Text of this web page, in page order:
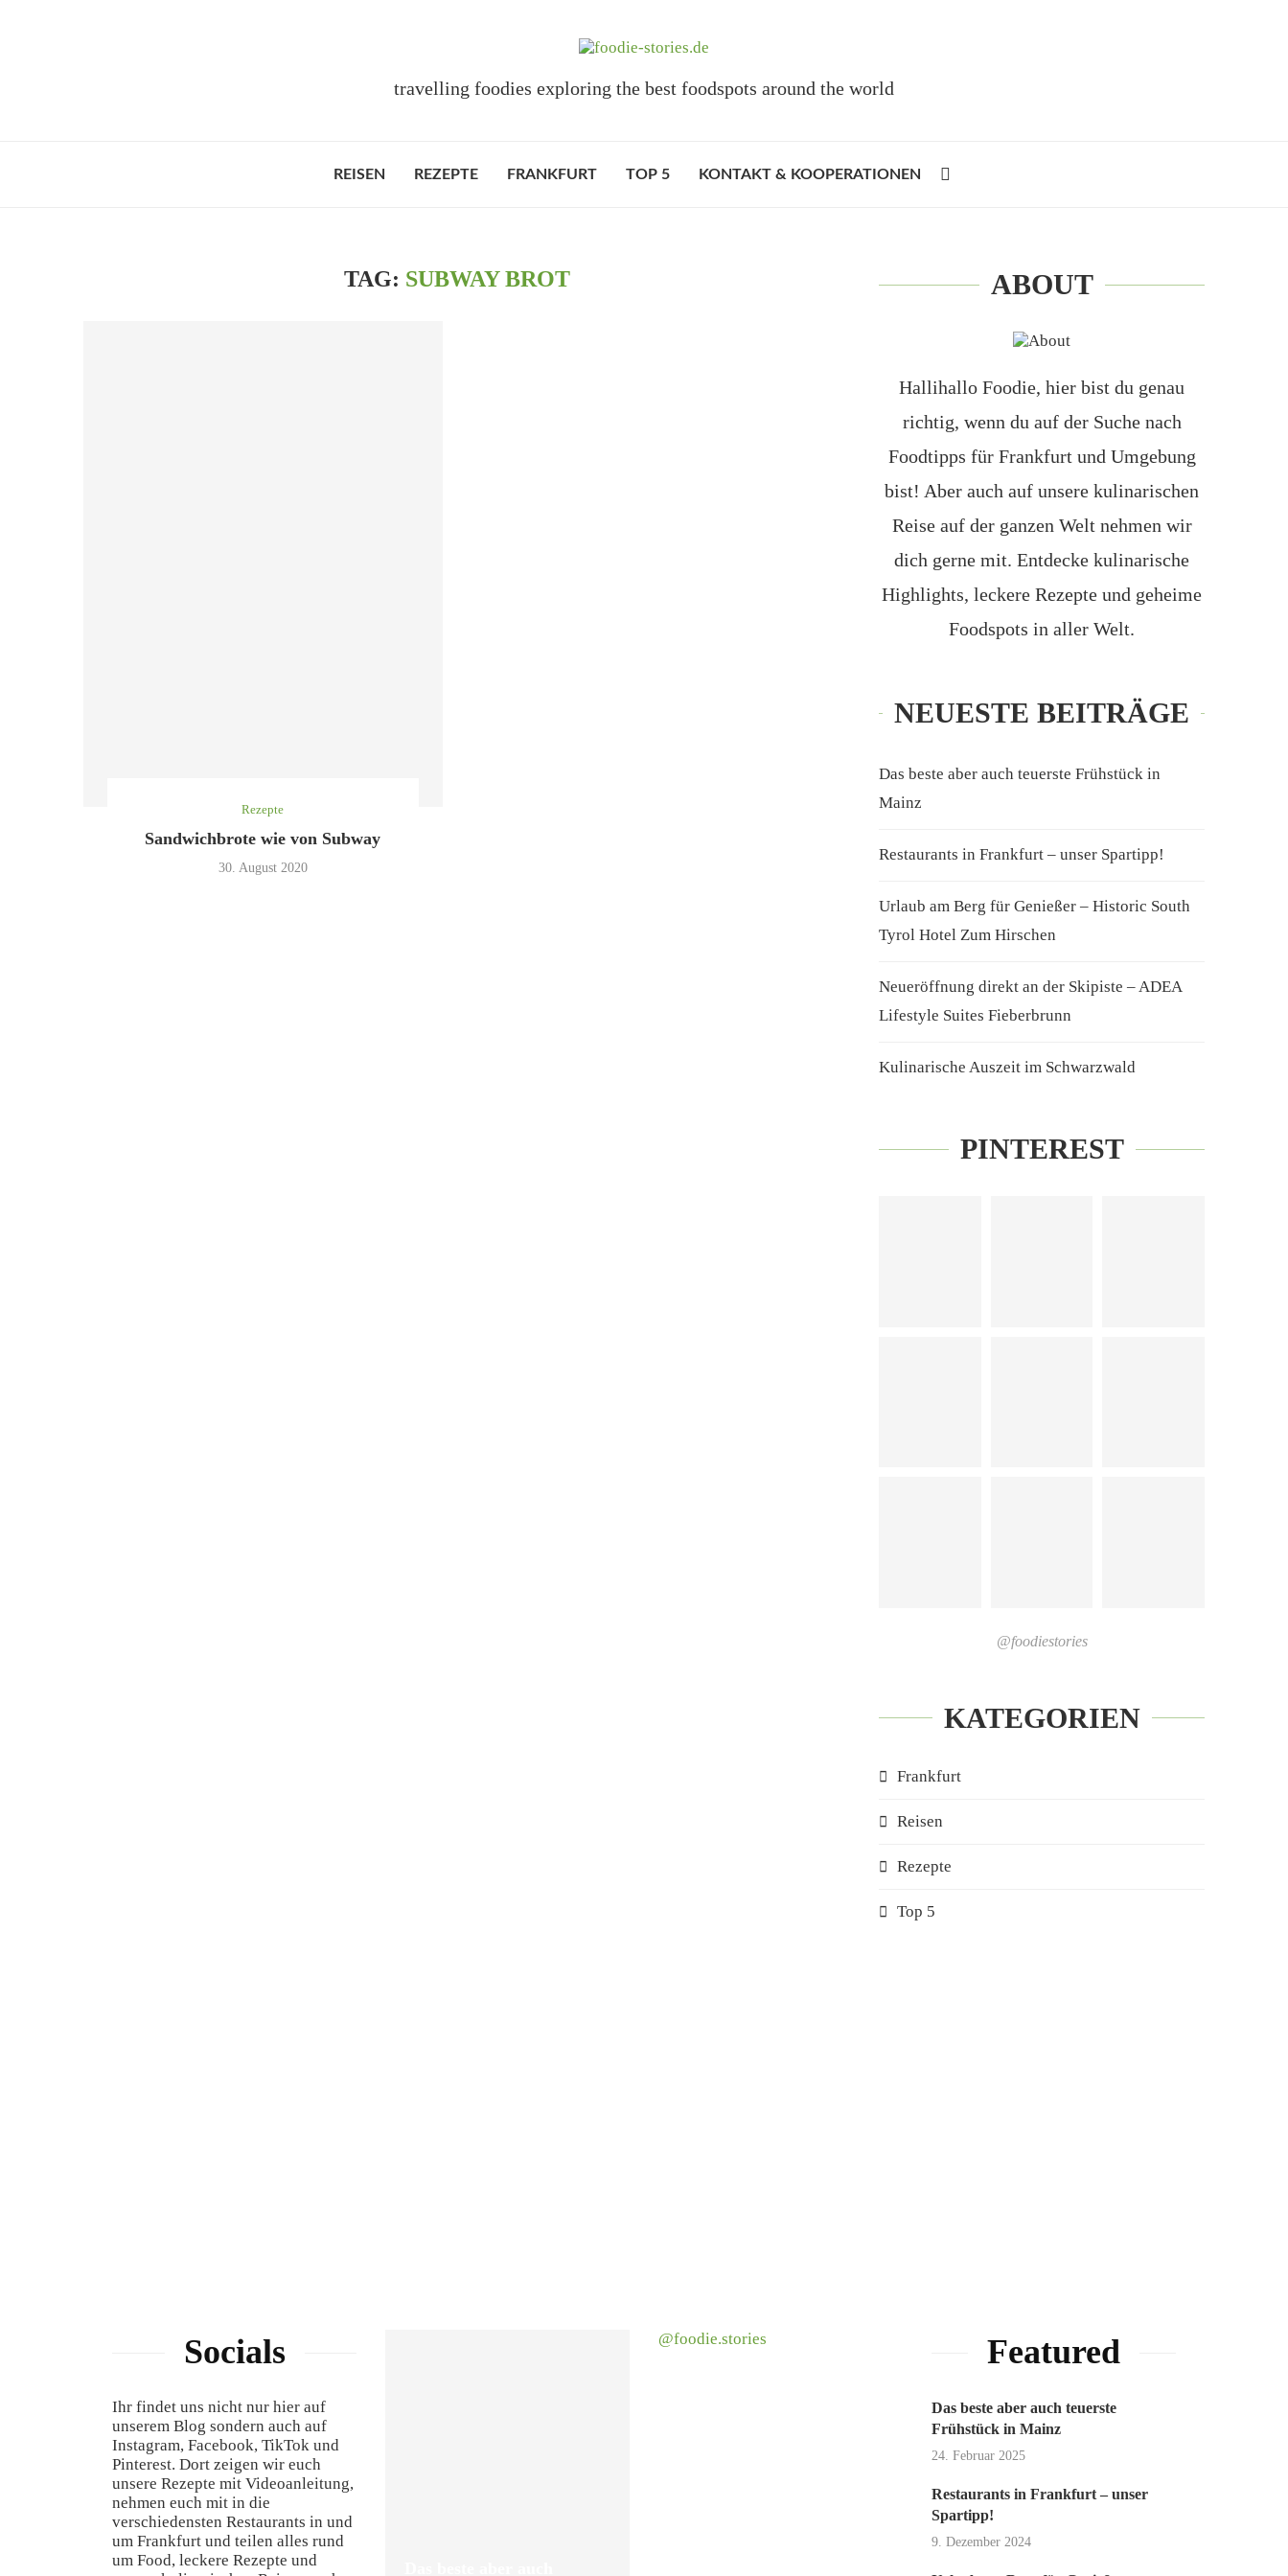
travelling foodies exploring the best foodspots around the world
REISEN REZEPTE FRANKFURT TOP 5 KONTAKT & KOOPERATIONEN
TAG: SUBWAY BROT
Rezepte
Sandwichbrote wie von Subway
30. August 2020
ABOUT
Hallihallo Foodie, hier bist du genau
richtig, wenn du auf der Suche nach
Foodtipps für Frankfurt und Umgebung
bist! Aber auch auf unsere kulinarischen
Reise auf der ganzen Welt nehmen wir
dich gerne mit. Entdecke kulinarische
Highlights, leckere Rezepte und geheime
Foodspots in aller Welt.
NEUESTE BEITRÄGE
Das beste aber auch teuerste Frühstück in
Mainz
Restaurants in Frankfurt – unser Spartipp!
Urlaub am Berg für Genießer – Historic South
Tyrol Hotel Zum Hirschen
Neueröffnung direkt an der Skipiste – ADEA
Lifestyle Suites Fieberbrunn
Kulinarische Auszeit im Schwarzwald
PINTEREST
@foodiestories
KATEGORIEN
Frankfurt
Reisen
Rezepte
Top 5
Socials
Ihr findet uns nicht nur hier auf
unserem Blog sondern auch auf
Instagram, Facebook, TikTok und
Pinterest. Dort zeigen wir euch
unsere Rezepte mit Videoanleitung,
nehmen euch mit in die
verschiedensten Restaurants in und
um Frankfurt und teilen alles rund
um Food, leckere Rezepte und
@foodie.stories Featured
Das beste aber auch teuerste
Frühstück in Mainz
24. Februar 2025
Restaurants in Frankfurt – unser
Spartipp!
9. Dezember 2024